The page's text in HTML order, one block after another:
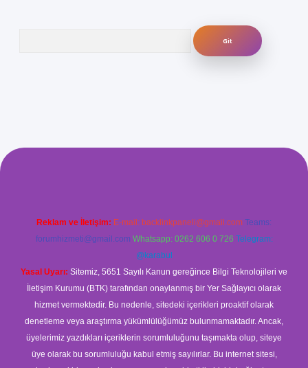
mi
Reklam ve İletişim: E-mail: backlinkpaneli@gmail.com Teams:
forumhizmeti@gmail.com Whatsapp: 0262 606 0 726 Telegram:
@karabul
Yasal Uyarı: Sitemiz, 5651 Sayılı Kanun gereğince Bilgi Teknolojileri ve
İletişim Kurumu (BTK) tarafından onaylanmış bir Yer Sağlayıcı olarak
hizmet vermektedir. Bu nedenle, sitedeki içerikleri proaktif olarak
denetleme veya araştırma yükümlülüğümüz bulunmamaktadır. Ancak,
üyelerimiz yazdıkları içeriklerin sorumluluğunu taşımakta olup, siteye
üye olarak bu sorumluluğu kabul etmiş sayılırlar. Bu internet sitesi,